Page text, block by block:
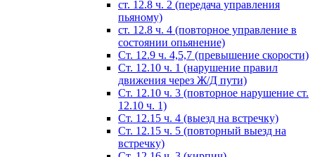
ст. 12.8 ч. 2 (передача управления
пьяному)
ст. 12.8 ч. 4 (повторное управление в
состоянии опьянение)
Ст. 12.9 ч. 4,5,7 (превышение скорости)
Ст. 12.10 ч. 1 (нарушение правил
движения через Ж/Д пути)
Ст. 12.10 ч. 3 (повторное нарушение ст.
12.10 ч. 1)
Ст. 12.15 ч. 4 (выезд на встречку)
Ст. 12.15 ч. 5 (повторный выезд на
встречку)